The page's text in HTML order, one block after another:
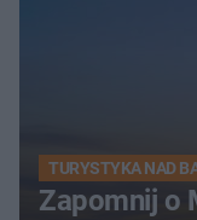
TURYSTYKA NAD
Zapomnij o